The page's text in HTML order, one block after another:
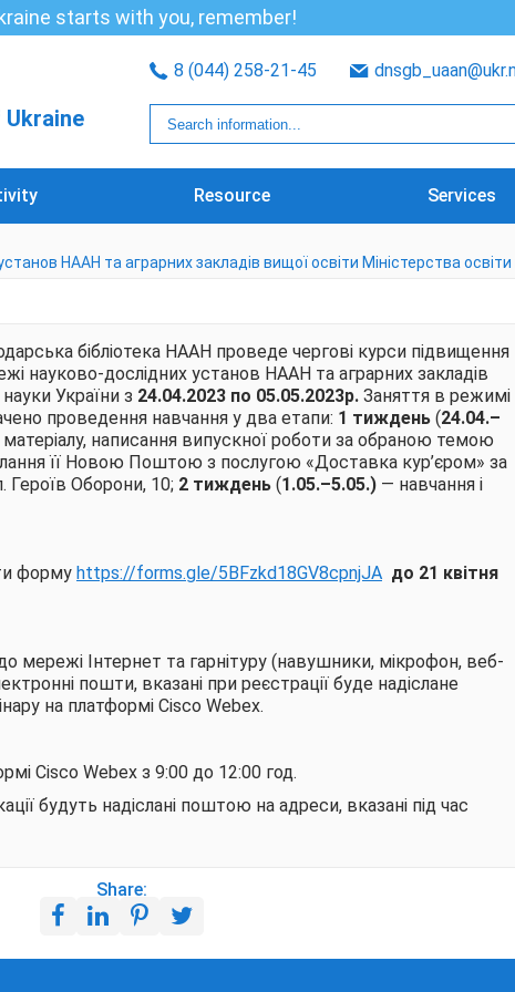
starts with you, remember!
8 (044) 258-21-45
Resource Services
НААН та аграрних закладів вищої освіти Міністерства освіти
бібліотека НААН проведе чергові курси підвищення
науково-дослідних установ НААН та аграрних закладів
України з 24.04.2023 по 05.05.2023р. Заняття в режимі
проведення навчання у два етапи: 1 тиждень (24.04.–
написання випускної роботи за обраною темою
її Новою Поштою з послугою «Доставка кур’єром» за
Оборони, 10; 2 тиждень (1.05.–5.05.) — навчання і
форму https://forms.gle/5BFzkd18GV8cpnjJA до 21 квітня
мережі Інтернет та гарнітуру (навушники, мікрофон, веб-
пошти, вказані при реєстрації буде надіслане
на платформі Cisco Webex.
Cisco Webex з 9:00 до 12:00 год.
будуть надіслані поштою на адреси, вказані під час
Share: